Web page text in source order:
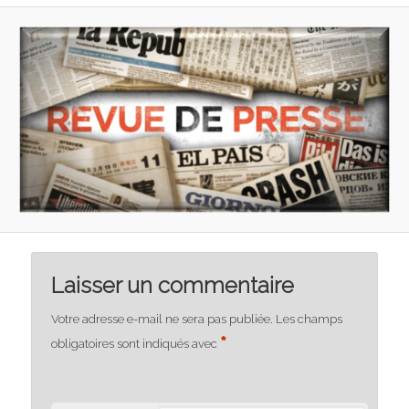
Laisser un commentaire
Votre adresse e-mail ne sera pas publiée. Les champs
obligatoires sont indiqués avec *